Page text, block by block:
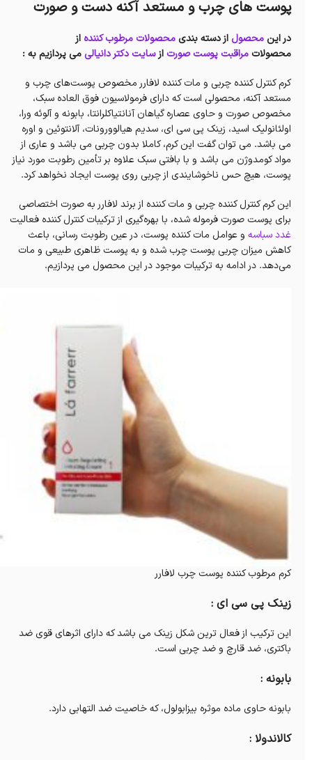
پوست های چرب و مستعد آکنه دست و صورت
در این محصول از دسته بندی محصولات مرطوب کننده از
محصولات مراقبت پوست صورت ازسایت دکتر دانیالیمی پردازیم به :
کرم کنترل کننده چربی و مات کننده لافارر مخصوص پوست‌های چرب و
مستعد آکنه، محصولی است که دارای فرمولاسیون فوق العاده سبک،
مخصوص صورت و حاوی عصاره گیاهان آنانتیاکلرانتا، بابونه و آلوئه ورا،
اولئانولیک اسید، زینک پی سی ای، سدیم هیالوورونات، آلانتوئین و اوره
می باشد. می توان گفت این کرم، کاملا بدون چربی می باشد و عاری از
مواد کومدوژن می باشد و با بافتی سبک علاوه بر تأمین رطوبت مورد نیاز
پوست، هیچ حس ناخوشایندی از چربی روی پوست ایجاد نخواهد کرد.
این کرم کنترل کننده چربی و مات کننده از برند لافارر به صورت اختصاصی
برای پوست صورت فرموله شده، با بهره‌گیری از ترکیبات کنترل کننده فعالیت
غدد سباسه و عوامل مات کننده پوست، در عین رطوبت رسانی، باعث
کاهش میزان چربی پوست چرب شده و به پوست ظاهری طبیعی و مات
می‌دهد. در ادامه به ترکیبات موجود در این محصول می پردازیم.
کرم مرطوب کننده پوست چرب لافارر
زینک پی سی ای :
این ترکیب از فعال ترین شکل زینک می باشد که دارای اثرهای قوی ضد
باکتری، ضد قارچ و ضد چربی است.
بابونه :
بابونه حاوی ماده موثره بیزابولول، که خاصیت ضد التهابی دارد.
کالاندولا :